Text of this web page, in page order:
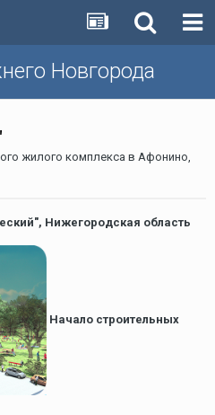
Новгорода
жилого комплекса в Афонино,
Нижегородская область
Начало строительных